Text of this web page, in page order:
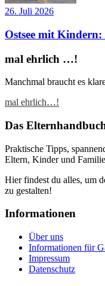
26. Juli 2026
Ostsee mit
mal ehrlich …!
Manchmal braucht es
mal ehrlich…!
Das
Praktische Tipps,
Eltern, Kinder und
Hier findest du alles, um
zu gestalten!
Informationen
Über uns
Informationen für
Impressum
Datenschutz